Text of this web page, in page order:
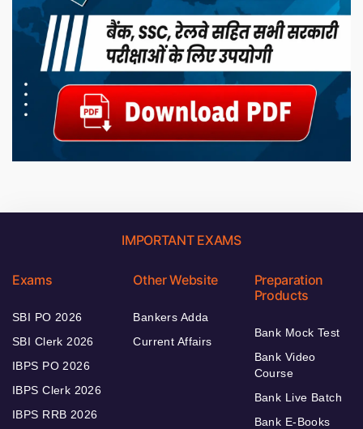
IMPORTANT EXAMS
Exams
SBI PO 2026
SBI Clerk 2026
IBPS PO 2026
IBPS Clerk 2026
IBPS RRB 2026
Other Website
Bankers Adda
Current Affairs
Preparation
Products
Bank Mock Test
Bank Video
Course
Bank Live Batch
Bank E-Books